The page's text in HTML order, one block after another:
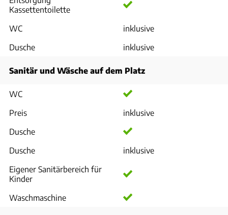
Kassettentoilette
WC
inklusive
Dusche
inklusive
Sanitär und Wäsche auf dem Platz
WC
Preis
inklusive
Dusche
Dusche
inklusive
Eigener Sanitärbereich für
Kinder
Waschmaschine